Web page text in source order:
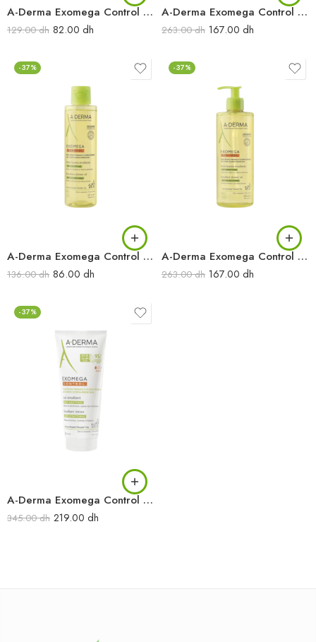
A-Derma Exomega Control Gel moussant émollient anti-démangeaisons 200 ml
129.00dh 82.00 dh
A-Derma Exomega Control Gel moussant émollient anti-démangeaisons 500 ml
263.00dh 167.00 dh
-37%
A-Derma Exomega Control Huile lavante émolliente anti-démangeaisons 200 ml
136.00dh 86.00 dh
-37%
A-Derma Exomega Control Huile lavante émolliente anti-démangeaisons 500 ml
263.00dh 167.00 dh
-37%
A-Derma Exomega Control Lait émollient anti-démangeaisons 200 ml
345.00dh 219.00 dh